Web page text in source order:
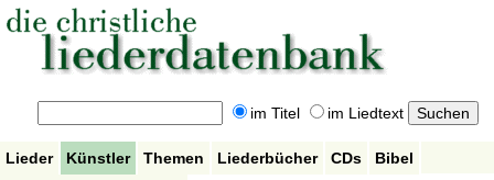
im Titel im Liedtext
Lieder Künstler Themen Liederbücher CDs
Bibel